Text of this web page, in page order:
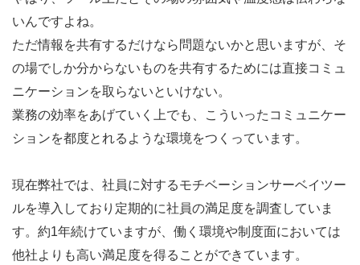
いんですよね。
ただ情報を共有するだけなら問題ないかと思いますが、そ
の場でしか分からないものを共有するためには直接コミュ
ニケーションを取らないといけない。
業務の効率をあげていく上でも、こういったコミュニケー
ションを都度とれるような環境をつくっています。
現在弊社では、社員に対するモチベーションサーベイツー
ルを導入しており定期的に社員の満足度を調査していま
す。約1年続けていますが、働く環境や制度面においては
他社よりも高い満足度を得ることができています。